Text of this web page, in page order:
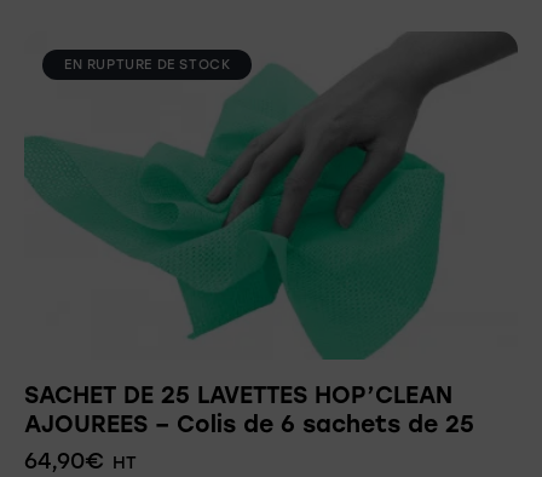
EN RUPTURE DE STOCK
SACHET DE 25 LAVETTES HOP’CLEAN
AJOUREES – Colis de 6 sachets de 25
64,90€ HT